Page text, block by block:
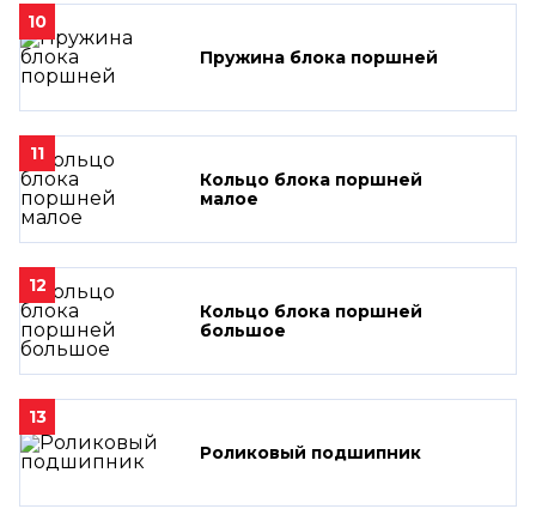
10
Пружина блока поршней
11
Кольцо блока поршней
малое
12
Кольцо блока поршней
большое
13
Роликовый подшипник